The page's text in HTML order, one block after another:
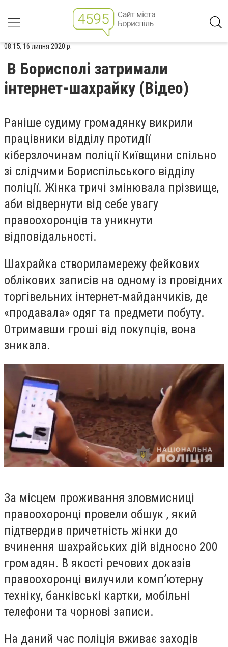
08:15, 16 липня 2020 р.
В Борисполі затримали
інтернет-шахрайку (Відео)
Раніше судиму громадянку викрили
працівники відділу протидії
кіберзлочинам поліції Київщини спільно
зі слідчими Бориспільського відділу
поліції. Жінка тричі змінювала прізвище,
аби відвернути від себе увагу
правоохоронців та уникнути
відповідальності.
Шахрайка створиламережу фейкових
облікових записів на одному із провідних
торгівельних інтернет-майданчиків, де
«продавала» одяг та предмети побуту.
Отримавши гроші від покупців, вона
зникала.
За місцем проживання зловмисниці
правоохоронці провели обшук , який
підтвердив причетність жінки до
вчинення шахрайських дій відносно 200
громадян. В якості речових доказів
правоохоронці вилучили комп’ютерну
техніку, банківські картки, мобільні
телефони та чорнові записи.
На даний час поліція вживає заходів